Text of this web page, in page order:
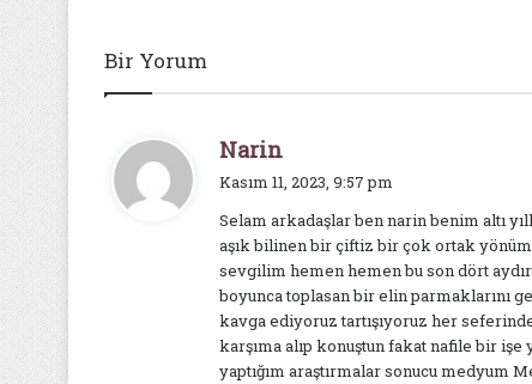
Bir Yorum
Narin
i
k
i
Kasım 11, 2023, 9:57 pm
Selam arkadaşlar ben narin benim altı
aşık bilinen bir çiftiz bir çok ortak
sevgilim hemen hemen bu son dört
boyunca toplasan bir elin parmaklarını
kavga ediyoruz tartışıyoruz her
karşıma alıp konuştun fakat nafile bir
yaptığım araştırmalar sonucu medyum